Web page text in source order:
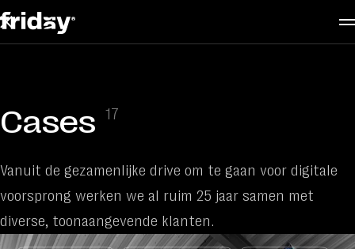
Cases
About us
Contact
Cases 17
Vanuit de gezamenlijke drive om te gaan voor digitale
voorsprong werken we al ruim 25 jaar samen met
diverse, toonaangevende klanten.